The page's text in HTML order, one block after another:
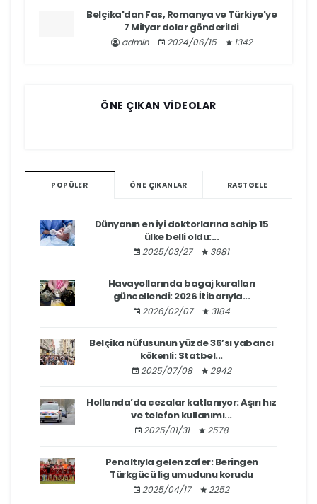
Belçika'dan Fas, Romanya ve Türkiye'ye
7 Milyar dolar gönderildi
admin 2024/06/15 1342
ÖNE ÇIKAN VIDEOLAR
POPÜLER ÖNE ÇIKANLAR RASTGELE
Dünyanın en iyi doktorlarına sahip 15
ülke belli oldu:...
2025/03/27 3681
Havayollarında bagaj kuralları
güncellendi: 2026 İtibarıyla...
2026/02/07 3184
Belçika nüfusunun yüzde 36’sı yabancı
kökenli: Statbel...
2025/07/08 2942
Hollanda’da cezalar katlanıyor: Aşırı hız
ve telefon kullanımı...
2025/01/31 2578
Penaltıyla gelen zafer: Beringen
Türkgücü lig umudunu korudu
2025/04/17 2252